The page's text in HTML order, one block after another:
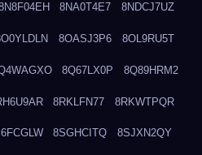
8NA0T4E7 8NDCJ7UZ
8OASJ3P6 8OL9RU5T
8Q67LX0P 8Q89HRM2
8RKLFN77 8RKWTPQR
8SGHCITQ 8SJXN2QY